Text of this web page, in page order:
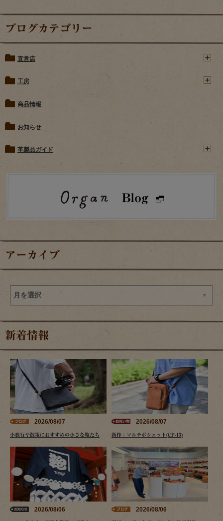
ブログカテゴリー
直営店
工房
商品情報
お知らせ
革製品ガイド
アーカイブ
新着情報
2026/08/07
小旅行や散策におすすめの小さな鞄たち
2026/08/07
新作：マルチポシェット(CP-15)
2026/08/06 2026/08/06